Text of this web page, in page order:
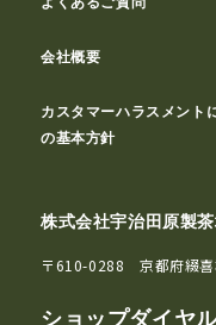
会社概要
カスタマーハラスメント
の基本方針
株式会社宇治田原製
〒610-0288 京都府綴喜
ショップダイヤ